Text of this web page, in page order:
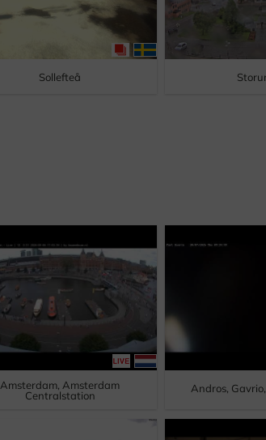
Sollefteå
Amsterdam, Amsterdam
Centralstation
Andros,